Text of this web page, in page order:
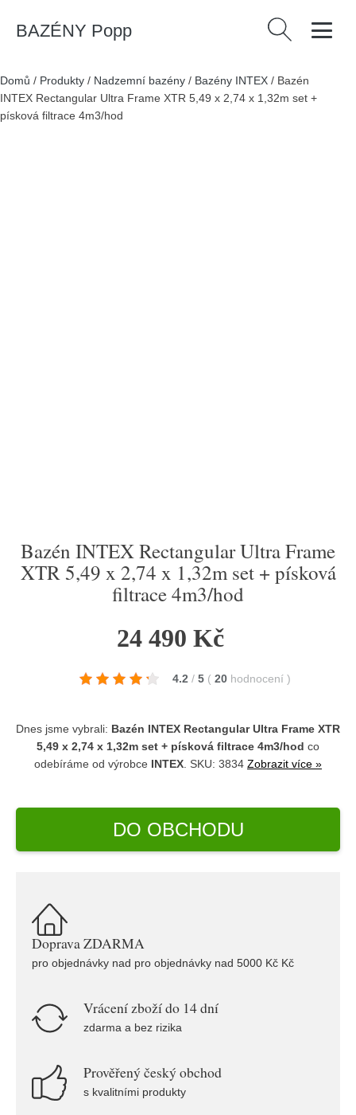
BAZÉNY Popp Vyhledávání
Domů / Produkty / Nadzemní bazény / Bazény INTEX / Bazén
INTEX Rectangular Ultra Frame XTR 5,49 x 2,74 x 1,32m set +
písková filtrace 4m3/hod
Bazén INTEX Rectangular Ultra Frame
XTR 5,49 x 2,74 x 1,32m set + písková
filtrace 4m3/hod
24 490 Kč
4.2 / 5 ( 20 hodnocení )
Dnes jsme vybrali: Bazén INTEX Rectangular Ultra Frame XTR
5,49 x 2,74 x 1,32m set + písková filtrace 4m3/hod co
odebíráme od výrobce INTEX . SKU: 3834 Zobrazit více »
DO OBCHODU
Doprava ZDARMA
pro objednávky nad pro objednávky nad 5000 Kč Kč
Vrácení zboží do 14 dní
zdarma a bez rizika
Prověřený český obchod
s kvalitními produkty